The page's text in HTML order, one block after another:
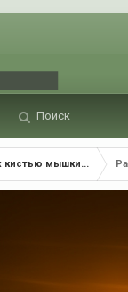
Поиск
кистью мышки...